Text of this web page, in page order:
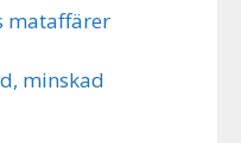
mataffärer
minskad